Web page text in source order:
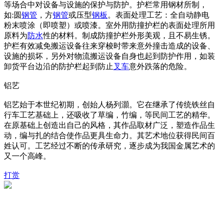
等场合中对设备与设施的保护与防护。护栏常用钢材所制，
如:圆钢管 ，方钢管或压型钢板 。表面处理工艺：全自动静电
粉末喷涂（即喷塑）或喷漆。室外用防撞护栏的表面处理所用
原料为防水性的材料。制成防撞护栏外形美观，且不易生锈。
护栏有效减免搬运设备往来穿梭时带来意外撞击造成的设备、
设施的损坏，另外对物流搬运设备自身也起到防护作用，如装
卸货平台边沿的防护栏起到防止 叉车意外跌落的危险。
铝艺
铝艺始于本世纪初期，创始人杨列灝。它在继承了传统铁丝自
行车工艺基础上，还吸收了草编，竹编，等民间工艺的精华。
在原基础上创造出自己的风格，其作品取材广泛，塑造作品生
动，编与扎的结合使作品更具生命力。其艺术地位获得民间百
姓认可。工艺经过不断的传承研究，逐步成为我国金属艺术的
又一个高峰。
打赏